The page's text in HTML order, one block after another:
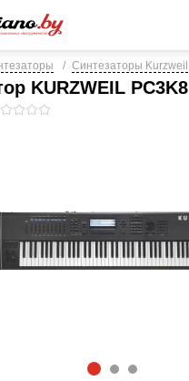
Синтезаторы Kurzweil
KURZWEIL PC3K8
1 2 3